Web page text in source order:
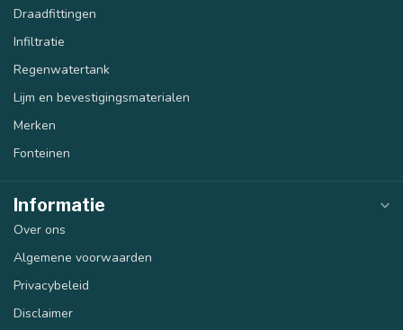
Draadfittingen
Infiltratie
Regenwatertank
Lijm en bevestigingsmaterialen
Merken
Fonteinen
Informatie
Over ons
Algemene voorwaarden
Privacybeleid
Disclaimer